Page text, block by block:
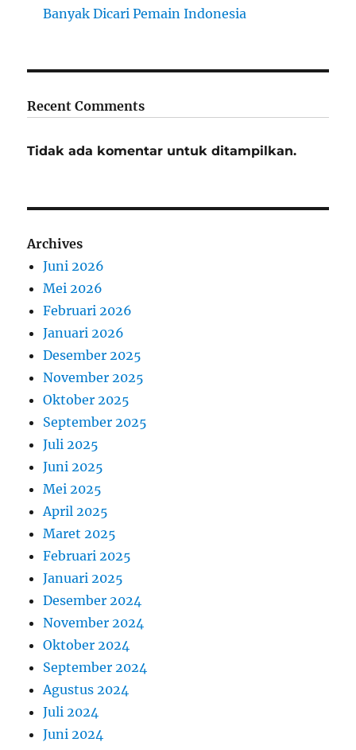
Banyak Dicari Pemain Indonesia
Recent Comments
Tidak ada komentar untuk ditampilkan.
Archives
Juni 2026
Mei 2026
Februari 2026
Januari 2026
Desember 2025
November 2025
Oktober 2025
September 2025
Juli 2025
Juni 2025
Mei 2025
April 2025
Maret 2025
Februari 2025
Januari 2025
Desember 2024
November 2024
Oktober 2024
September 2024
Agustus 2024
Juli 2024
Juni 2024